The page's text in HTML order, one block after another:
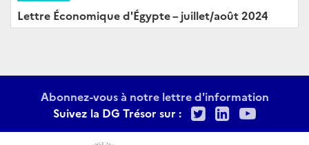
Lettre Économique d'Égypte – juillet/août 2024
Abonnez-vous à notre lettre d'information
Suivez la DG Trésor sur :
TwitterLinkedIn